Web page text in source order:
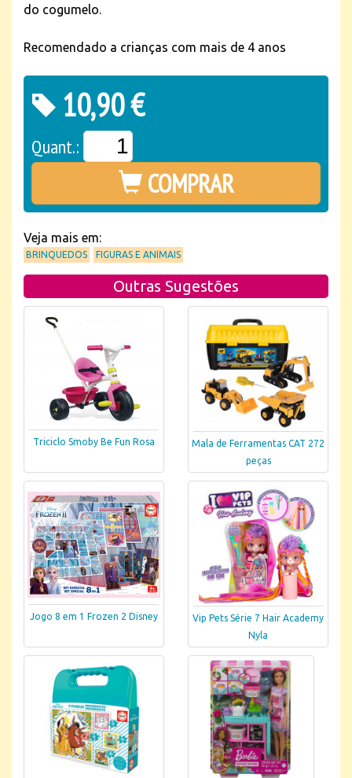
do cogumelo.
Recomendado a crianças com mais de 4 anos
10,90 €
Quant.:
COMPRAR
Veja mais em:
BRINQUEDOS FIGURAS E ANIMAIS
Outras Sugestões
Triciclo Smoby Be Fun Rosa
Mala de Ferramentas CAT 272
peças
Jogo 8 em 1 Frozen 2 Disney
Vip Pets Série 7 Hair Academy
Nyla